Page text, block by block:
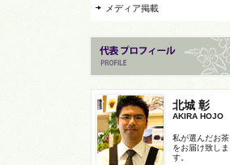
メディア掲載
北城 彰
AKIRA HOJO
私が選んだお茶
をお届け致しま
す。